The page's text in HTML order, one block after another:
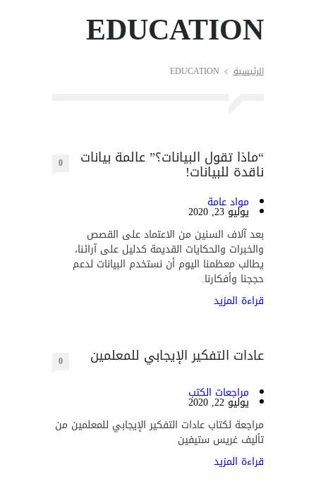
EDUCATION
الرئيسية EDUCATION
“ماذا تقول البيانات؟” عالمة بيانات
ناقدة للبيانات! 0
مواد عامة
يوليو 23, 2020
بعد آلاف السنين من الاعتماد على القصص
والخبرات والحكايات القديمة كدليل على آرائنا،
يطالب معظمنا اليوم أن نستخدم البيانات لدعم
حججنا وأفكارنا.
قراءة المزيد
عادات التفكير الإيجابي للمعلمين 0
مراجعات الكتب
يوليو 22, 2020
مراجعة لكتاب عادات التفكير الإيجابي للمعلمين من
تأليف غريس ستيفين
قراءة المزيد